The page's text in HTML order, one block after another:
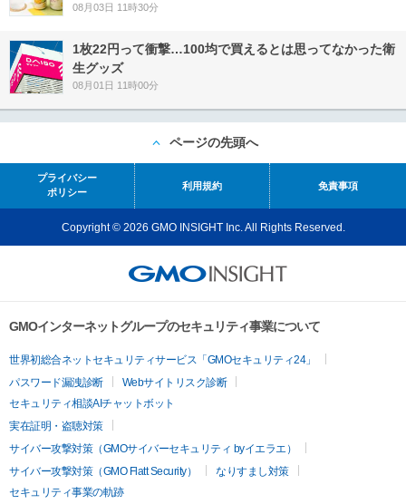
08月03日 11時30分
1枚22円って衝撃…100均で買えるとは思ってなかった衛
生グッズ
08月01日 11時00分
ページの先頭へ
プライバシー
ポリシー
利用規約 免責事項
Copyright © 2026 GMO INSIGHT Inc. All Rights Reserved.
GMOインターネットグループのセキュリティ事業について
世界初総合ネットセキュリティサービス「GMOセキュリティ24」
パスワード漏洩診断
Webサイトリスク診断
セキュリティ相談AIチャットボット
実在証明・盗聴対策
サイバー攻撃対策（GMOサイバーセキュリティ byイエラエ）
サイバー攻撃対策（GMO Flatt Security）
なりすまし対策
セキュリティ事業の軌跡